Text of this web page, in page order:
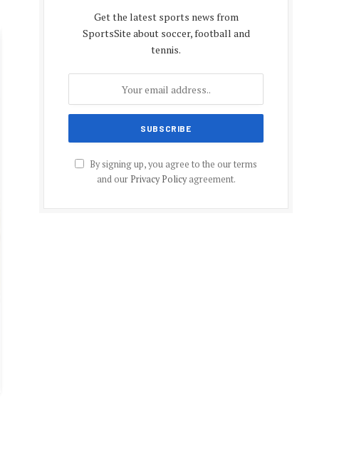
Get the latest sports news from
SportsSite about soccer, football and
tennis.
By signing up, you agree to the our terms
and our Privacy Policyagreement.